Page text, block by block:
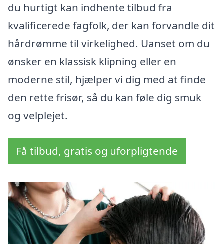
du hurtigt kan indhente tilbud fra
kvalificerede fagfolk, der kan forvandle dit
hårdrømme til virkelighed. Uanset om du
ønsker en klassisk klipning eller en
moderne stil, hjælper vi dig med at finde
den rette frisør, så du kan føle dig smuk
og velplejet.
Få tilbud, gratis og uforpligtende